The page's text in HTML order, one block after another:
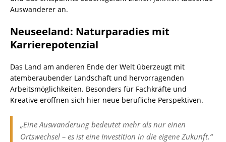
Auswanderer an.
Neuseeland: Naturparadies mit
Karrierepotenzial
Das Land am anderen Ende der Welt überzeugt mit
atemberaubender Landschaft und hervorragenden
Arbeitsmöglichkeiten. Besonders für Fachkräfte und
Kreative eröffnen sich hier neue berufliche Perspektiven.
„Eine Auswanderung bedeutet mehr als nur einen
Ortswechsel – es ist eine Investition in die eigene Zukunft.“